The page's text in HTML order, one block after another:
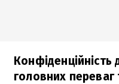
головних переваг